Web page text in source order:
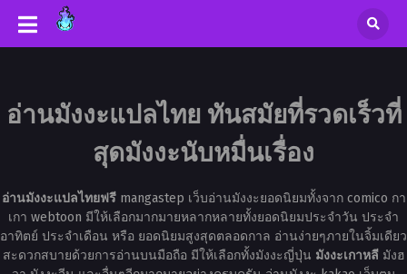
อ่านมังงะแปลไทย ทันสมัยที่รวดเร็วที่
สุดมังงะนับหมื่นเรื่อง
อ่านมังงะแปลไทยฟรีmangastep เว็บอ่านมังงะยอดนิยมทั้งจาก comico กา
เกา webtoon มีให้เลือกมากมายหลากหลายทั้งยอดนิยมประจำวัน ประจำ
อาทิตย์ ประจำเดือน หรือ ยอดนิยมสูงสุดตลอดกาล อ่านง่ายๆภายในจิ้มเดียว
สะดวกสบายด้วยการอ่านบนมือถือ มีให้เลือกทั้งมังงะญี่ปุ่น มังงะเกาหลีมังฮ